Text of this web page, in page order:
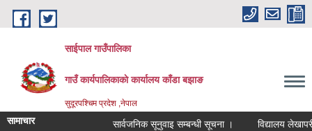
Skip to main content
साईपाल गाउँपालिका
गाउँ कार्यपालिकाकाे कार्यालय काँडा बझाङ
सुदूरपश्चिम प्रदेश ,नेपाल
सामाचार सार्वजनिक सूनुवाइ सम्बन्धी सूचना । विद्यालय